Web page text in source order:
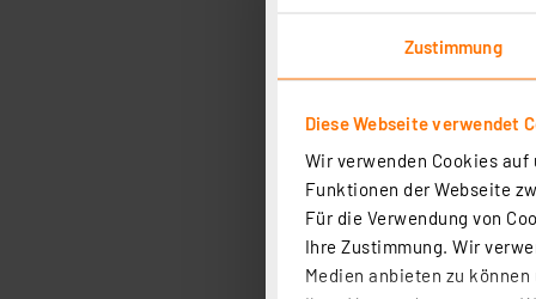
Zustimmung
Diese Webseite verwendet
Wir verwenden Cookies
Funktionen der Webseite
Für die Verwendung von
Ihre Zustimmung. Wir
Medien anbieten zu